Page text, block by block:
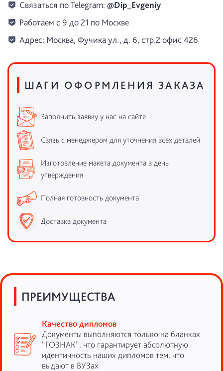
Связаться по Telegram: @Dip_Evgeniy
Работаем с 9 до 21 по Москве
Адрес: Москва, Фучика ул., д. 6, стр.2 офис 426
ШАГИ ОФОРМЛЕНИЯ ЗАКАЗА
Заполнить заявку у нас на сайте
Связь с менеджером для уточнения всех деталей
Изготовление макета документа в день
утверждения
Полная готовность документа
Доставка документа
ПРЕИМУЩЕСТВА
Качество дипломов
Документы выполняются только на бланках
“ГОЗНАК”, что гарантирует абсолютную
идентичность наших дипломов тем, что
выдают в ВУЗах